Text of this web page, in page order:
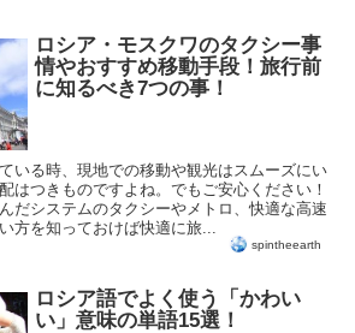
ロシア・モスクワのタクシー事
情やおすすめ移動手段！旅行前
に知るべき7つの事！
いる時、現地での移動や観光はスムーズにい
はつきものですよね。でもご安心ください！
だシステムのタクシーやメトロ、快適な高速
方を知っておけば快適に旅...
spintheearth
ロシア語でよく使う「かわい
い」意味の単語15選！